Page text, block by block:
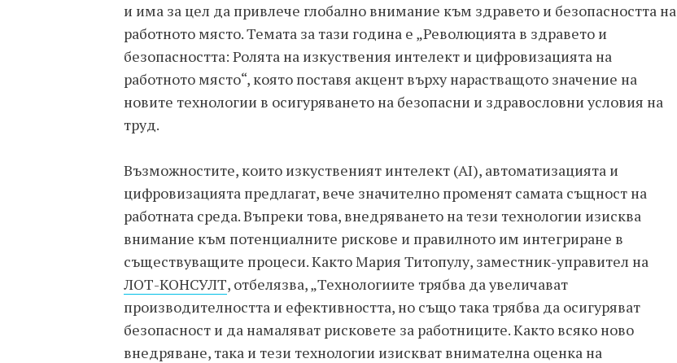
и има за цел да привлече глобално внимание към здравето и безопасността на
работното място. Темата за тази година е „Революцията в здравето и
безопасността: Ролята на изкуствения интелект и цифровизацията на
работното място“, която поставя акцент върху нарастващото значение на
новите технологии в осигуряването на безопасни и здравословни условия на
труд.
Възможностите, които изкуственият интелект (AI), автоматизацията и
цифровизацията предлагат, вече значително променят самата същност на
работната среда. Въпреки това, внедряването на тези технологии изисква
внимание към потенциалните рискове и правилното им интегриране в
съществуващите процеси. Както Мария Титопулу, заместник-управител на
ЛОТ-КОНСУЛТ, отбелязва, „Технологиите трябва да увеличават
производителността и ефективността, но също така трябва да осигуряват
безопасност и да намаляват рисковете за работниците. Както всяко ново
внедряване, така и тези технологии изискват внимателна оценка на